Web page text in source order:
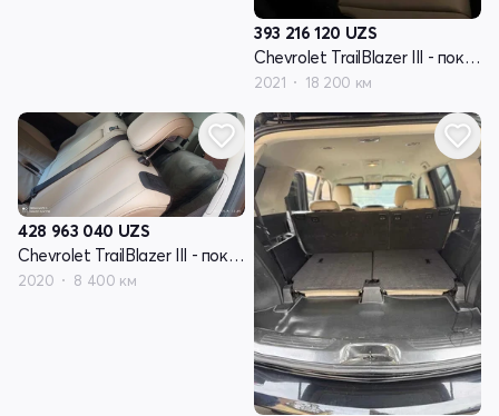
393 216 120 UZS
Chevrolet TrailBlazer III - поколение
2021 18 200 км
428 963 040 UZS
Chevrolet TrailBlazer III - поколение
2020 8 400 км